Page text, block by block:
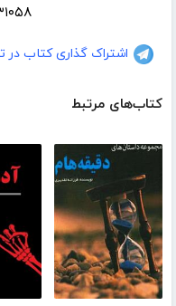
۳۱۰۵۸
اشتراک گذاری کتاب در
کتاب‌های مرتبط